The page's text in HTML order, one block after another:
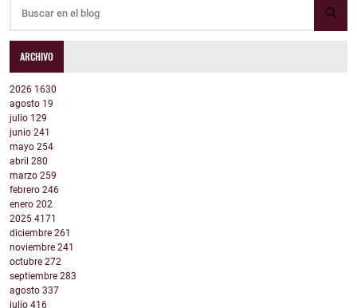
ARCHIVO
2026 1630
agosto 19
julio 129
junio 241
mayo 254
abril 280
marzo 259
febrero 246
enero 202
2025 4171
diciembre 261
noviembre 241
octubre 272
septiembre 283
agosto 337
julio 416